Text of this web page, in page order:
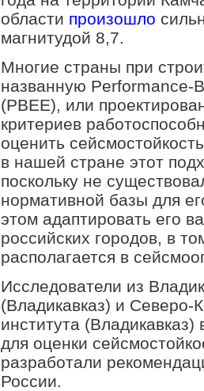
области произошло
магнитудой 8,7.
Многие страны при
названную Performance-
(PBEE), или
критериев
оценить
в нашей стране этот
поскольку не
нормативной базы для
этом адаптировать его
российских городов, в
располагается в
Исследователи из
(Владикавказ) и Северо-
института
для оценки
разработали
России.